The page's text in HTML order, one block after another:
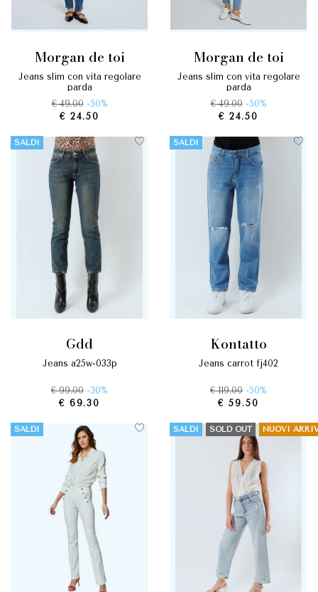
morgan de toi
jeans slim con vita regolare
parda
€ 49.00 -50%
€ 24.50
morgan de toi
jeans slim con vita regolare
parda
€ 49.00 -50%
€ 24.50
SALDI
gdd
jeans a25w-033p
€ 99.00 -30%
€ 69.30
SALDI
kontatto
jeans carrot fj402
€ 119.00 -50%
€ 59.50
SALDI SALDI SOLD OUT NUOVI